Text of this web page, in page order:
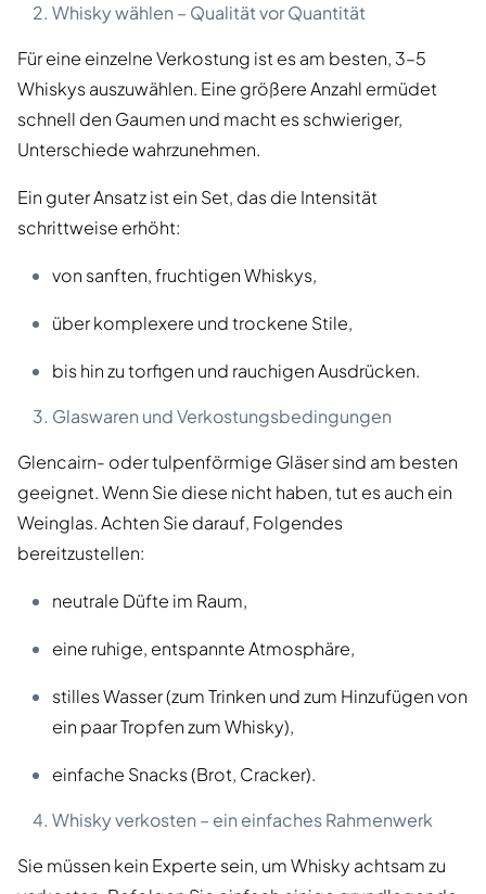
Whisky wählen – Qualität vor Quantität
Für eine einzelne Verkostung ist es am besten, 3–5
Whiskys auszuwählen. Eine größere Anzahl ermüdet
schnell den Gaumen und macht es schwieriger,
Unterschiede wahrzunehmen.
Ein guter Ansatz ist ein Set, das die Intensität
schrittweise erhöht:
von sanften, fruchtigen Whiskys,
über komplexere und trockene Stile,
bis hin zu torfigen und rauchigen Ausdrücken.
Glaswaren und Verkostungsbedingungen
Glencairn- oder tulpenförmige Gläser sind am besten
geeignet. Wenn Sie diese nicht haben, tut es auch ein
Weinglas. Achten Sie darauf, Folgendes
bereitzustellen:
neutrale Düfte im Raum,
eine ruhige, entspannte Atmosphäre,
stilles Wasser (zum Trinken und zum Hinzufügen von
ein paar Tropfen zum Whisky),
einfache Snacks (Brot, Cracker).
Whisky verkosten – ein einfaches Rahmenwerk
Sie müssen kein Experte sein, um Whisky achtsam zu